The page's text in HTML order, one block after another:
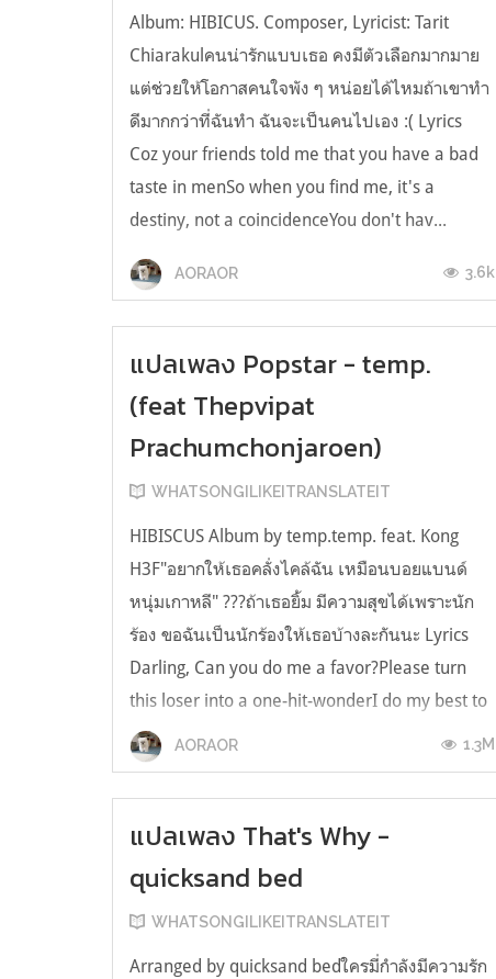
Album: HIBICUS. Composer, Lyricist: Tarit
Chiarakulคนน่ารักแบบเธอ คงมีตัวเลือกมากมาย
แต่ช่วยให้โอกาสคนใจพัง ๆ หน่อยได้ไหมถ้าเขาทำ
ดีมากกว่าที่ฉันทำ ฉันจะเป็นคนไปเอง :( Lyrics
Coz your friends told me that you have a bad
taste in menSo when you find me, it's a
destiny, not a coincidenceYou don't hav...
AORAOR 3.6k
แปลเพลง Popstar - temp.
(feat Thepvipat
Prachumchonjaroen)
WHATSONGILIKEITRANSLATEIT
HIBISCUS Album by temp.temp. feat. Kong
H3F"อยากให้เธอคลั่งไคล้ฉัน เหมือนบอยแบนด์
หนุ่มเกาหลี" ??‍?ถ้าเธอยิ้ม มีความสุขได้เพราะนัก
ร้อง ขอฉันเป็นนักร้องให้เธอบ้างละกันนะ Lyrics
Darling, Can you do me a favor?Please turn
this loser into a one-hit-wonderI do my best to
write a catchy song but all I ...
AORAOR 1.3M
แปลเพลง That's Why -
quicksand bed
WHATSONGILIKEITRANSLATEIT
Arranged by quicksand bedใครมี่กำลังมีความรัก